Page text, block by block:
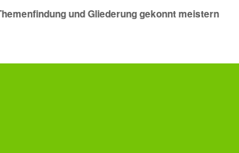
und Gliederung gekonnt meistern